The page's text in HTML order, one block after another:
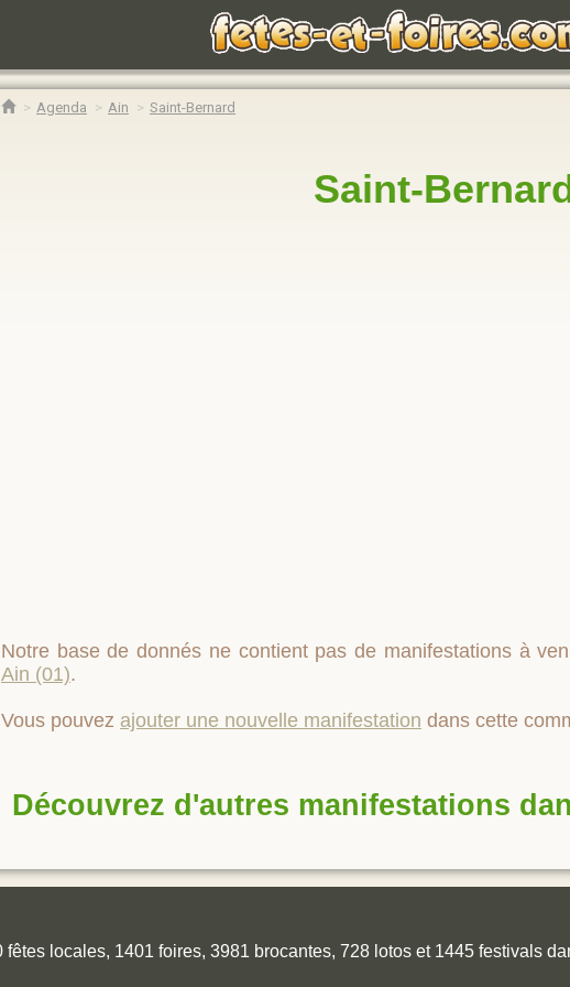
Agenda Ain Saint-Bernard
Saint-
Notre base de donnés ne contient pas de manifestations à
Ain (01).
Vous pouvez ajouter une nouvelle manifestation dans cette
Découvrez d'autres manifestations
locales, 1401 foires, 3981 brocantes, 728 lotos et 1445 festivals